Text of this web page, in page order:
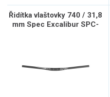
Řidítka vlaštovky 740 / 31,8
mm Spec Excalibur SPC-